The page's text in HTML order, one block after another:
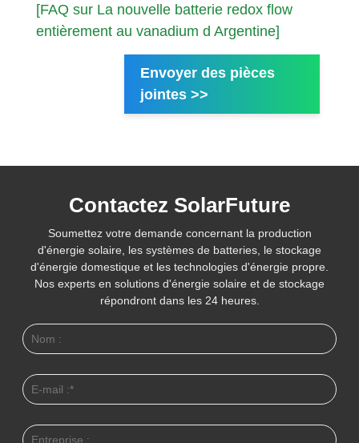
[FAQ sur La nouvelle batterie redox flow
entièrement au vanadium d Argentine]
Envoyer des pièces
jointes >>
Contactez SolarFuture
Soumettez votre demande concernant la production
d'énergie solaire, les systèmes de batteries, le stockage
d'énergie domestique et les technologies d'énergie propre.
Nos experts en solutions d'énergie solaire et de stockage
répondront dans les 24 heures.